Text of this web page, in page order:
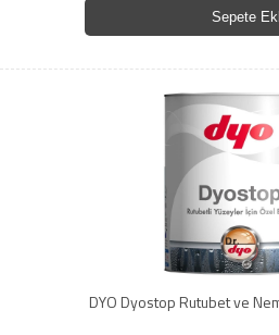
Sepete
DYO Dyostop Rutubet ve